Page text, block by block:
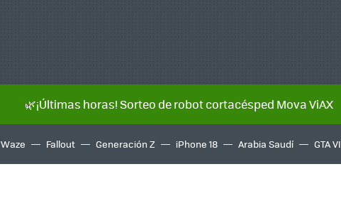
🌿¡Últimas horas! Sorteo de robot cortacésped Mova ViAX
Waze Fallout Generación Z iPhone 18 Arabia Saudí GTA VI